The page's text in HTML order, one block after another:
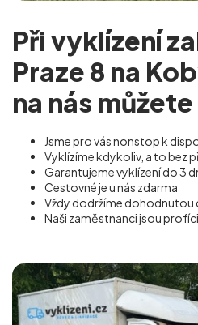
Při vyklízení
Praze 8 na
na nás
Jsme pro vás nonstop k
Vyklízíme kdykoliv, a to bez
Garantujeme vyklízení do 3
Cestovné je u nás zdarma
Vždy dodržíme dohodnutou
Naši zaměstnanci jsou